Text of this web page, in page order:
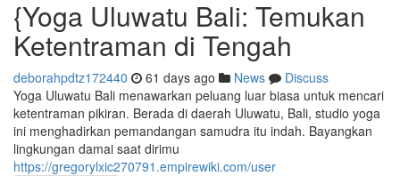
{Yoga Uluwatu Bali: Temukan
Ketentraman di Tengah
deborahpdtz172440 61 days ago News
Discuss
Yoga Uluwatu Bali menawarkan peluang luar biasa untuk mencari
ketentraman pikiran. Berada di daerah Uluwatu, Bali, studio yoga
ini menghadirkan pemandangan samudra itu indah. Bayangkan
lingkungan damai saat dirimu
https://gregorylxic270791.empirewiki.com/user